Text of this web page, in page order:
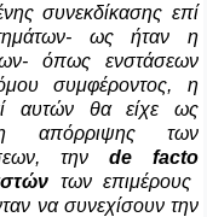
συνεκδίκασης επί
ως ήταν η
όπως ενστάσεων
συμφέροντος, η
αυτών θα είχε ως
απόρριψης των
τηνde
facto
των επιμέρους
να συνεχίσουν την